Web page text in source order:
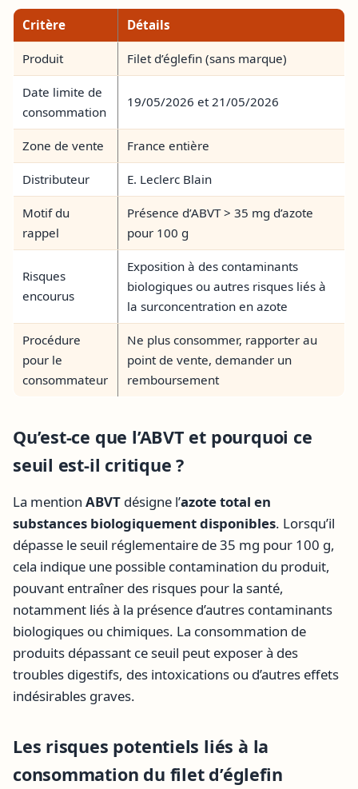
Critère Détails
Produit Filet d’églefin (sans marque)
Date limite de
consommation
19/05/2026 et 21/05/2026
Zone de vente France entière
Distributeur E. Leclerc Blain
Motif du
rappel
Présence d’ABVT > 35 mg d’azote
pour 100 g
Risques
encourus
Exposition à des contaminants
biologiques ou autres risques liés à
la surconcentration en azote
Procédure
pour le
consommateur
Ne plus consommer, rapporter au
point de vente, demander un
remboursement
Qu’est-ce que l’ABVT et pourquoi ce
seuil est-il critique ?
La mention ABVT désigne l’azote total en
substances biologiquement disponibles. Lorsqu’il
dépasse le seuil réglementaire de 35 mg pour 100 g,
cela indique une possible contamination du produit,
pouvant entraîner des risques pour la santé,
notamment liés à la présence d’autres contaminants
biologiques ou chimiques. La consommation de
produits dépassant ce seuil peut exposer à des
troubles digestifs, des intoxications ou d’autres effets
indésirables graves.
Les risques potentiels liés à la
consommation du filet d’églefin